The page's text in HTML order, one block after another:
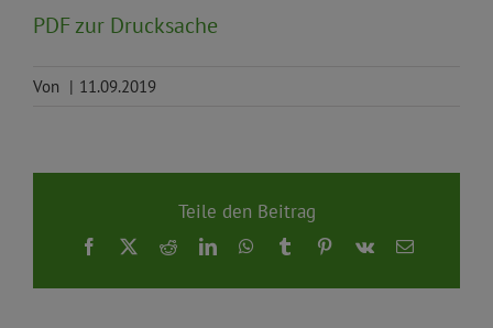
PDF zur Drucksache
Von | 11.09.2019
Teile den Beitrag
Facebook
X RedditLinkedInWhatsApp
TumblrPinterest
Vk
E-